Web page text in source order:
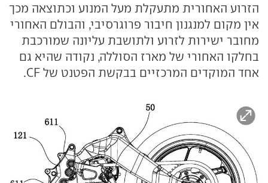
הזרוע האחורית מתעקלת מעל המנוע וכתוצאה מכך
אין מקום למנגנון חיבור פרוגרסיבי, והבולם האחורי
מחובר ישירות לזרוע ולתושבת עליונה שמורכבת
בחלקו האחורי של מארז הסוללה, נקודה שהיא גם
אחד המוקדים המרכזיים בבקשת הפטנט של CF.